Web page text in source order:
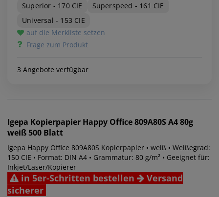
Superior - 170 CIE
Superspeed - 161 CIE
Universal - 153 CIE
auf die Merkliste setzen
Frage zum Produkt
3 Angebote verfügbar
Igepa Kopierpapier Happy Office 809A80S A4 80g
weiß 500 Blatt
Igepa Happy Office 809A80S Kopierpapier • weiß • Weißegrad:
150 CIE • Format: DIN A4 • Grammatur: 80 g/m² • Geeignet für:
Inkjet/Laser/Kopierer
in 5er-Schritten bestellen
Versand
sicherer